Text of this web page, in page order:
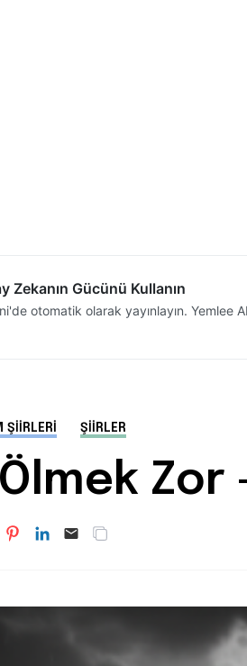
ŞIIRLERI ŞIIRLER
Zor